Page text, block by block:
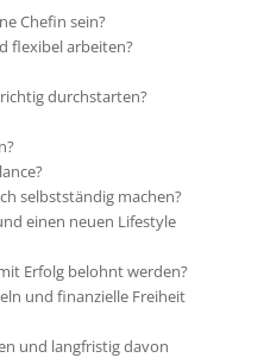
Chefin sein?
flexibel arbeiten?
durchstarten?
selbstständig machen?
einen neuen Lifestyle
Erfolg belohnt werden?
und finanzielle Freiheit
und langfristig davon